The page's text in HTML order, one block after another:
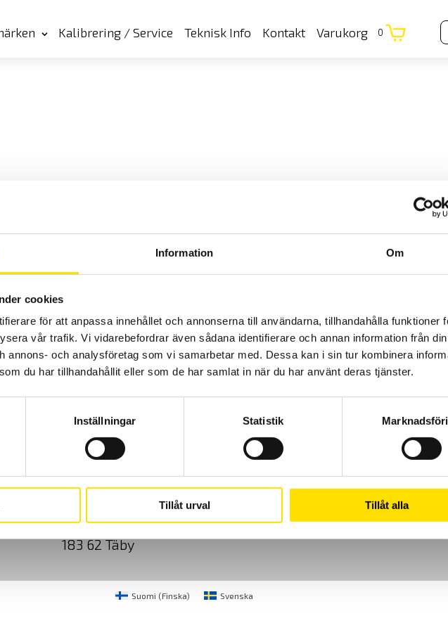
Information Om
cookies
för att anpassa innehållet och annonserna till användarna, tillhandahålla funktioner
vår trafik. Vi vidarebefordrar även sådana identifierare och annan information från
annons- och analysföretag som vi samarbetar med. Dessa kan i sin tur kombinera
du har tillhandahållit eller som de har samlat in när du har använt deras tjänster.
Inställningar Statistik
Tillåt urval Tillåt alla
Kalibrering / Service Teknisk Info Kontakt Varukorg 0
Cookies Kundundersökning
Om Oss
Sjöflygvägen 35
183 62 Täby
08-50 52 68 00
info@camatsystem.com
Suomi (Finska) Svenska